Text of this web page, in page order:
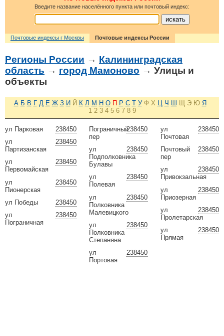
Введите название населённого пункта или почтовый индекс:
Почтовые индексы г Москвы Почтовые индексы России
Регионы России → Калининградская
область → город Мамоново → Улицы и
объекты
А Б В Г Д Е Ж З И Й К Л М Н О П Р С Т У Ф Х Ц Ч Ш Щ Э Ю Я
1 2 3 4 5 6 7 8 9
238450
ул Парковая
238450
ул
Партизанская
238450
ул
Первомайская
238450
ул
Пионерская
238450
ул Победы
238450
ул
Пограничная
238450
Пограничный
пер
238450
ул
Подполковника
Булавы
238450
ул
Полевая
238450
ул
Полковника
Малевицкого
238450
ул
Полковника
Степаняна
238450
ул
Портовая
238450
ул
Почтовая
238450
Почтовый
пер
238450
ул
Привокзальная
238450
ул
Приозерная
238450
ул
Пролетарская
238450
ул
Прямая